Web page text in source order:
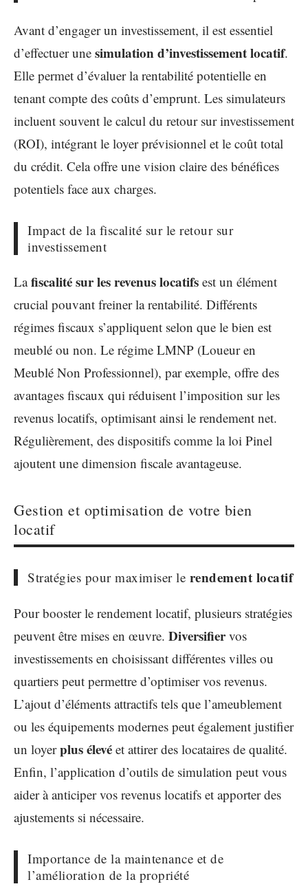
Avant d’engager un investissement, il est essentiel
d’effectuer une simulation d’investissement locatif.
Elle permet d’évaluer la rentabilité potentielle en
tenant compte des coûts d’emprunt. Les simulateurs
incluent souvent le calcul du retour sur investissement
(ROI), intégrant le loyer prévisionnel et le coût total
du crédit. Cela offre une vision claire des bénéfices
potentiels face aux charges.
Impact de la fiscalité sur le retour sur
investissement
Lafiscalité sur les revenus locatifs est un élément
crucial pouvant freiner la rentabilité. Différents
régimes fiscaux s’appliquent selon que le bien est
meublé ou non. Le régime LMNP (Loueur en
Meublé Non Professionnel), par exemple, offre des
avantages fiscaux qui réduisent l’imposition sur les
revenus locatifs, optimisant ainsi le rendement net.
Régulièrement, des dispositifs comme la loi Pinel
ajoutent une dimension fiscale avantageuse.
Gestion et optimisation de votre bien
locatif
Stratégies pour maximiser le rendement locatif
Pour booster le rendement locatif, plusieurs stratégies
peuvent être mises en œuvre. Diversifiervos
investissements en choisissant différentes villes ou
quartiers peut permettre d’optimiser vos revenus.
L’ajout d’éléments attractifs tels que l’ameublement
ou les équipements modernes peut également justifier
un loyerplus élevé et attirer des locataires de qualité.
Enfin, l’application d’outils de simulation peut vous
aider à anticiper vos revenus locatifs et apporter des
ajustements si nécessaire.
Importance de la maintenance et de
l’amélioration de la propriété